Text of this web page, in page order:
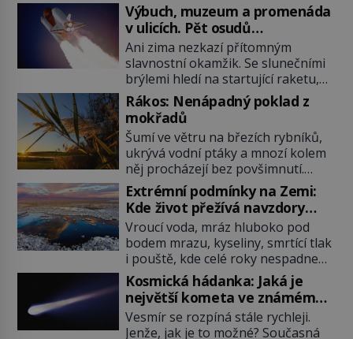
Výbuch, muzeum a promenáda
v ulicích. Pět osudů
nejslavnějších raketoplánů
Ani zima nezkazí přítomným
slavnostní okamžik. Se slunečními
brýlemi hledí na startující raketu,
která má do vesmíru vynést kromě
posádky také obyčejnou učitelku.
Po několika sekundách všem
ztuhnou úsměvy, stroj totiž
exploduje. Jejich konstrukce není
z levného kraje, daňové poplatníky
stojí miliardy dolarů. Na druhou
stranu zvládnou jen představitelné
věci. Na malé kousky Název:
Columbia První […]
Rákos: Nenápadný poklad z
mokřadů
Šumí ve větru na březích rybníků,
ukrývá vodní ptáky a mnozí kolem
něj procházejí bez povšimnutí.
Přesto právě rákos pomáhal stavět
domy, vyrábět lodě, zapisovat první
texty a inspiroval řadu pověstí.
Tato skromná, ale užitečná
rostlina provází člověka už tisíce
let. Většina lidí vnímá rákos jen jako
obyčejnou kulisu letního koupání.
Stačí se však podívat […]
Extrémní podmínky na Zemi:
Kde život přežívá navzdory
všemu
Vroucí voda, mráz hluboko pod
bodem mrazu, kyseliny, smrtící tlak
i pouště, kde celé roky nespadne
jediná kapka deště. Na první
pohled místa, kde nemůže
existovat vůbec nic. Přesto právě
tady vědci objevují organismy,
Kosmická hádanka: Jaká je
největší kometa ve známém
vesmíru?
Vesmír se rozpíná stále rychleji.
Jenže, jak je to možné? Současná